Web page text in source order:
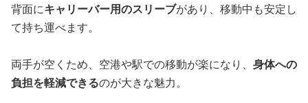
背面にキャリーバー用のスリーブがあり、移動中も安定し
て持ち運べます。
両手が空くため、空港や駅での移動が楽になり、 身体への
負担を軽減できるのが大きな魅力。